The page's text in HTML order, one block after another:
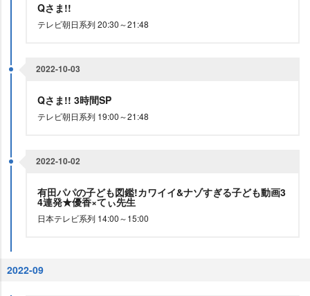
Qさま!!
テレビ朝日系列 20:30～21:48
2022-10-03
Qさま!! 3時間SP
テレビ朝日系列 19:00～21:48
2022-10-02
有田パパの子ども図鑑!カワイイ&ナゾすぎる子ども動画3
4連発★優香×てぃ先生
日本テレビ系列 14:00～15:00
2022-09